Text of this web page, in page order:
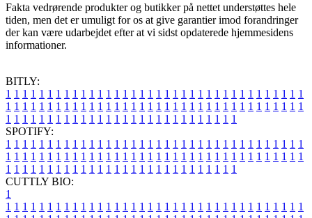
Fakta vedrørende produkter og butikker på nettet understøttes hele
tiden, men det er umuligt for os at give garantier imod forandringer
der kan være udarbejdet efter at vi sidst opdaterede hjemmesidens
informationer.
BITLY:
1 1 1 1 1 1 1 1 1 1 1 1 1 1 1 1 1 1 1 1 1 1 1 1 1 1 1 1 1 1 1 1 1 1 1 1
1 1 1 1 1 1 1 1 1 1 1 1 1 1 1 1 1 1 1 1 1 1 1 1 1 1 1 1 1 1 1 1 1 1 1 1
1 1 1 1 1 1 1 1 1 1 1 1 1 1 1 1 1 1 1 1 1 1 1 1 1 1 1 1
SPOTIFY:
1 1 1 1 1 1 1 1 1 1 1 1 1 1 1 1 1 1 1 1 1 1 1 1 1 1 1 1 1 1 1 1 1 1 1 1
1 1 1 1 1 1 1 1 1 1 1 1 1 1 1 1 1 1 1 1 1 1 1 1 1 1 1 1 1 1 1 1 1 1 1 1
1 1 1 1 1 1 1 1 1 1 1 1 1 1 1 1 1 1 1 1 1 1 1 1 1 1 1 1
CUTTLY BIO:
1
1 1 1 1 1 1 1 1 1 1 1 1 1 1 1 1 1 1 1 1 1 1 1 1 1 1 1 1 1 1 1 1 1 1 1 1